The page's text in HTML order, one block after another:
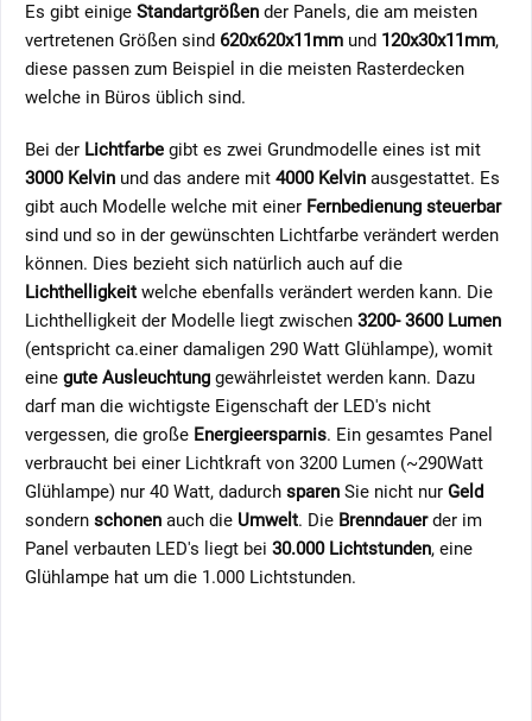
Es gibt einige Standartgrößen der Panels, die am meisten
vertretenen Größen sind 620x620x11mm und 120x30x11mm,
diese passen zum Beispiel in die meisten Rasterdecken
welche in Büros üblich sind.
Bei der Lichtfarbe gibt es zwei Grundmodelle eines ist mit
3000 Kelvin und das andere mit 4000 Kelvin ausgestattet. Es
gibt auch Modelle welche mit einer Fernbedienung steuerbar
sind und so in der gewünschten Lichtfarbe verändert werden
können. Dies bezieht sich natürlich auch auf die
Lichthelligkeit welche ebenfalls verändert werden kann. Die
Lichthelligkeit der Modelle liegt zwischen 3200- 3600 Lumen
(entspricht ca.einer damaligen 290 Watt Glühlampe), womit
eine gute Ausleuchtung gewährleistet werden kann. Dazu
darf man die wichtigste Eigenschaft der LED's nicht
vergessen, die große Energieersparnis. Ein gesamtes Panel
verbraucht bei einer Lichtkraft von 3200 Lumen (~290Watt
Glühlampe) nur 40 Watt, dadurch sparen Sie nicht nur Geld
sondern schonen auch die Umwelt. Die Brenndauerder im
Panel verbauten LED's liegt bei 30.000 Lichtstunden, eine
Glühlampe hat um die 1.000 Lichtstunden.